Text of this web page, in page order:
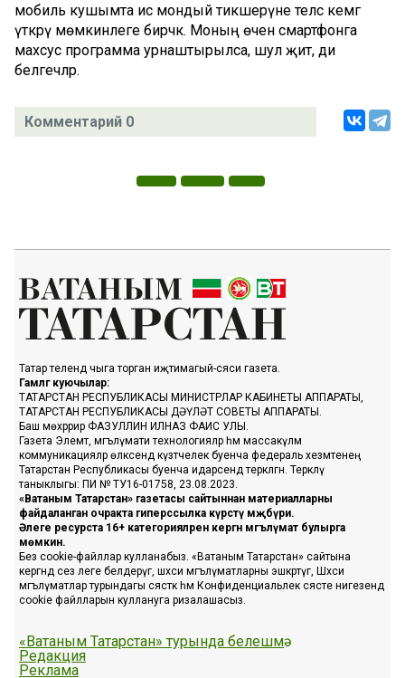
мобиль кушымта исә мондый тикшерүне теләсә кемгә
үткәрү мөмкинлеге бирәчәк. Моның өчен смартфонга
махсус программа урнаштырылса, шул җитә, ди
белгечләр.
Комментарий 0
Татар телендә чыга торган иҗтимагый-сәяси газета.
Гамәлгә куючылар:
ТАТАРСТАН РЕСПУБЛИКАСЫ МИНИСТРЛАР КАБИНЕТЫ АППАРАТЫ,
ТАТАРСТАН РЕСПУБЛИКАСЫ ДӘҮЛӘТ СОВЕТЫ АППАРАТЫ.
Баш мөхәррир ФАЗУЛЛИН ИЛНАЗ ФАИС УЛЫ.
Газета Элемтә, мәгълүмати технологияләр һәм массакүләм
коммуникацияләр өлкәсендә күзәтчелек буенча федераль хезмәтенең
Татарстан Республикасы буенча идарәсендә теркәлгән. Теркәлү
таныклыгы: ПИ № ТУ16-01758, 23.08.2023.
«Ватаным Татарстан» газетасы сайтыннан материалларны
файдаланган очракта гиперссылка күрсәтү мәҗбүри.
Әлеге ресурста 16+ категорияләренә кергән мәгълүмат булырга
мөмкин.
Без cookie-файллар кулланабыз. «Ватаным Татарстан» сайтына
кергәндә сез әлеге белдерүгә, шәхси мәгълүматларны эшкәртүгә, Шәхси
мәгълүматлар турындагы сәясәткә һәм Конфиденциальлек сәясәте нигезендә
cookie файлларын куллануга ризалашасыз.
«Ватаным Татарстан» турында белешмә
Редакция
Реклама